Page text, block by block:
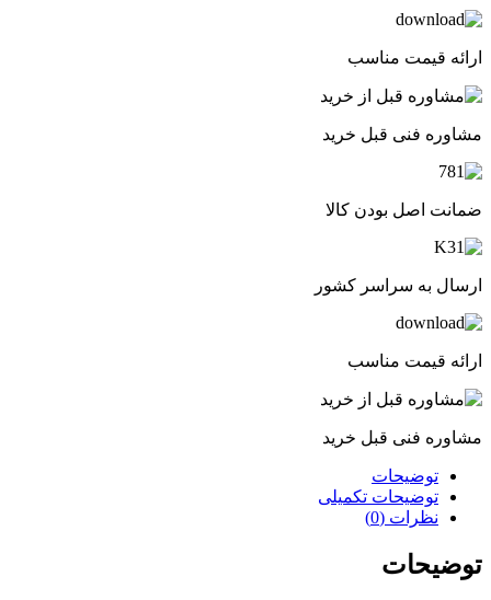
ارائه قیمت مناسب
مشاوره فنی قبل خرید
ضمانت اصل بودن کالا
ارسال به سراسر کشور
ارائه قیمت مناسب
مشاوره فنی قبل خرید
توضیحات
توضیحات تکمیلی
نظرات (0)
توضیحات